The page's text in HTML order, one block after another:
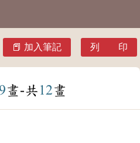
加入筆記 列 印
9畫-共 12畫